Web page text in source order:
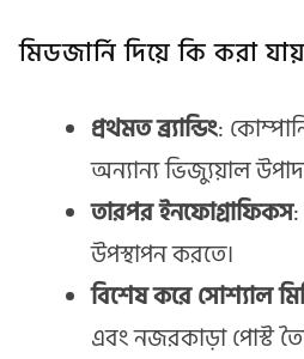
মিডজার্নি দিয়ে কি করা
প্রথমতব্র্যান্ডিং:
অন্যান্য ভিজ্যুয়াল
তারপরইনফোগ্রাফিকস
উপস্থাপন করতে।
বিশেষ করেসোশ্যাল
এবং নজরকাড়া পোস্ট